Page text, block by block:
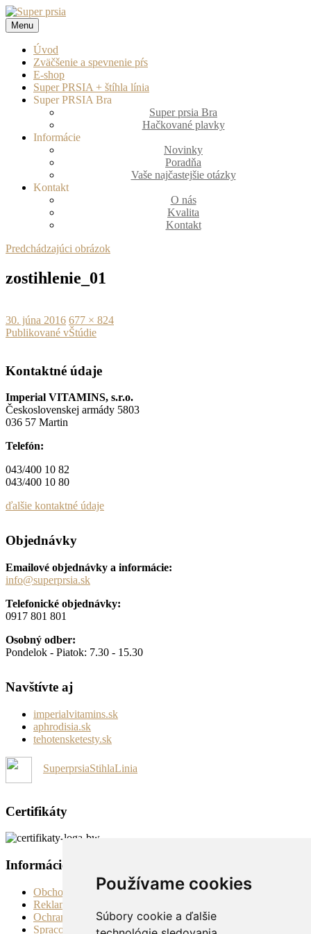
Používame cookies
Súbory cookie a ďalšie
Prejsť
na
obsah
Super prsia
zväčšenie a spevnenie pŕs
Menu
Úvod
Zväčšenie a spevnenie pŕs
E-shop
Super PRSIA + štíhla línia
Super PRSIA Bra
Super prsia Bra
Hačkované plavky
Informácie
Novinky
Poradňa
Vaše najčastejšie otázky
Kontakt
O nás
Kvalita
Kontakt
Predchádzajúci obrázok
zostihlenie_01
Publikované
30. júna 2016 Plná
veľkosť
677 × 824
Navigácia
článku
Publikované vŠtúdie
Kontaktné údaje
Imperial VITAMINS, s.r.o.
Československej armády 5803
036 57 Martin
Telefón:
043/400 10 82
043/400 10 80
ďalšie kontaktné údaje
Objednávky
Emailové objednávky a informácie:
info@superprsia.sk
Telefonické objednávky:
0917 801 801
Osobný odber:
Pondelok - Piatok: 7.30 - 15.30
Navštívte aj
imperialvitamins.sk
aphrodisia.sk
tehotensketesty.sk
SuperprsiaStihlaLinia
Certifikáty
Informácie
Obchodné podmienky
Reklamačné podmienky
Ochrana súkromia a osobných údajov
Spracovanie osobných údajov na účely spracovania cookies